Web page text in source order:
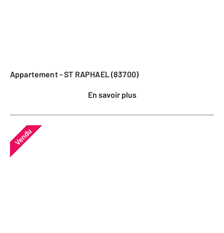
Appartement - ST RAPHAEL (83700)
En savoir plus
Vendu